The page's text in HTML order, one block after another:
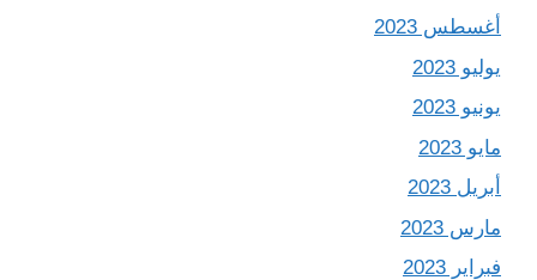
أغسطس 2023
يوليو 2023
يونيو 2023
مايو 2023
أبريل 2023
مارس 2023
فبراير 2023